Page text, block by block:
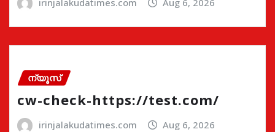
irinjalakudatimes.com Aug 6, 2026
ന്യൂസ്
cw-check-https://test.com/
irinjalakudatimes.com Aug 6, 2026